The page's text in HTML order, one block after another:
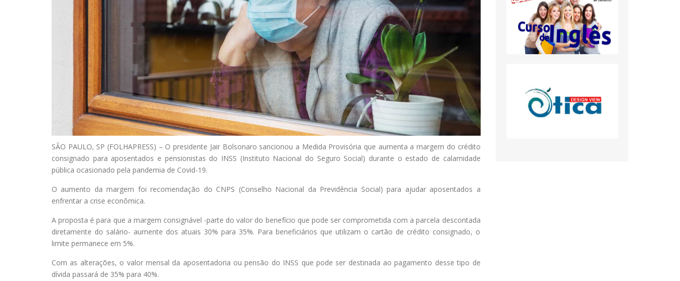
SÃO PAULO, SP (FOLHAPRESS) – O presidente Jair Bolsonaro sancionou a Medida Provisória que aumenta a margem do crédito
consignado para aposentados e pensionistas do INSS (Instituto Nacional do Seguro Social) durante o estado de calamidade
pública ocasionado pela pandemia de Covid-19.
O aumento da margem foi recomendação do CNPS (Conselho Nacional da Previdência Social) para ajudar aposentados a
enfrentar a crise econômica.
A proposta é para que a margem consignável -parte do valor do benefício que pode ser comprometida com a parcela descontada
diretamente do salário- aumente dos atuais 30% para 35%. Para beneficiários que utilizam o cartão de crédito consignado, o
limite permanece em 5%.
Com as alterações, o valor mensal da aposentadoria ou pensão do INSS que pode ser destinada ao pagamento desse tipo de
dívida passará de 35% para 40%.